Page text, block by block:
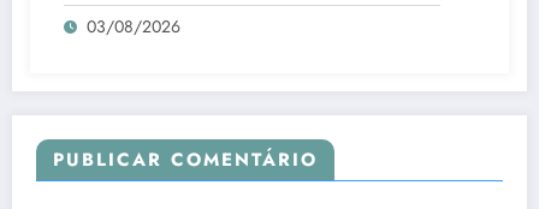
03/08/2026
PUBLICAR COMENTÁRIO